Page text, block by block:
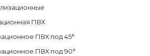
ПВХ
ПВХ под 45°
ПВХ под 90°